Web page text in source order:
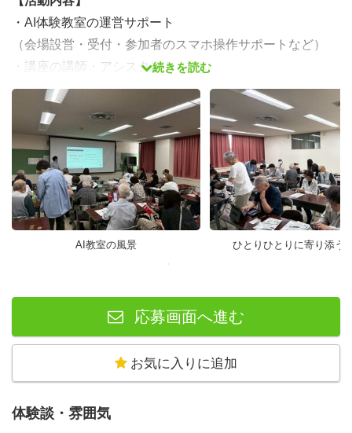
・AI体験教室の運営サポート
（会場設営・受付・参加者のスマホ操作サポートなど）
・講座の講師・アシスタント
・地域の関係者との連携
（生涯学習センター・社会福祉協議会・教育委員会など）
・広報活動（チラシ配布・SNS発信）
・自治体・企業からの依頼案件への参加（平日あり）
【参加するメリット】
・急成長フェーズのNPOに関われる希少な経験
・AI × 社会貢献の実践
・ガクチカ＆履歴書に書けるAI活用経験
・学生・求職者の方には、活動風景の写真撮影・提供も行
・「AIを届ける側に回りたい」という想いがある方
続きを読む
AI教室の風景 ひとりひとりに寄り添う
応募画面へ進む
お気に入りに追加
体験談・雰囲気